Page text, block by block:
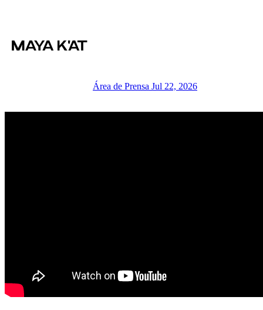
Área de Prensa Jul 22, 2026